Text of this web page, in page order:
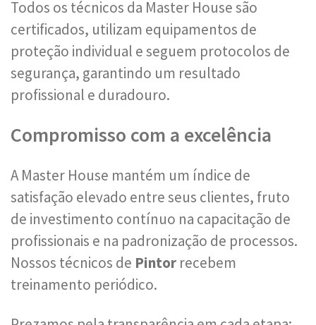
Todos os técnicos da Master House são
certificados, utilizam equipamentos de
proteção individual e seguem protocolos de
segurança, garantindo um resultado
profissional e duradouro.
Compromisso com a excelência
A Master House mantém um índice de
satisfação elevado entre seus clientes, fruto
de investimento contínuo na capacitação de
profissionais e na padronização de processos.
Nossos técnicos de Pintor recebem
treinamento periódico.